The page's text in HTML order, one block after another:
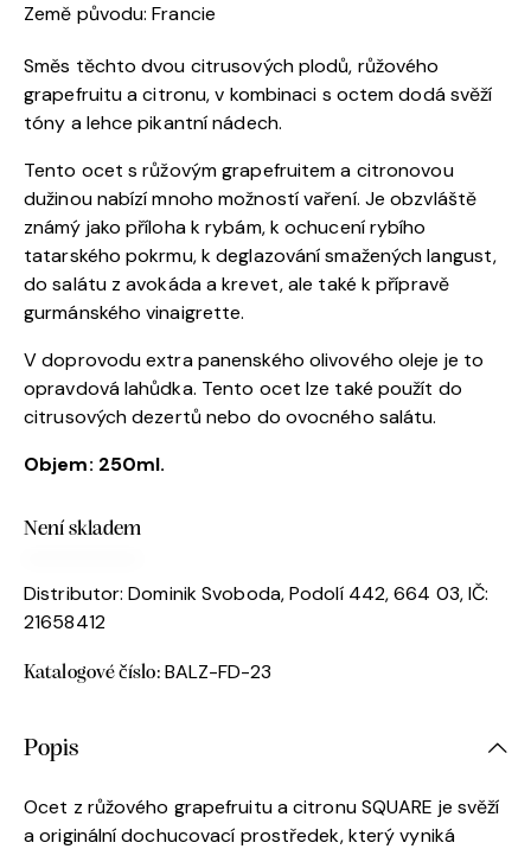
Země původu: Francie
Směs těchto dvou citrusových plodů, růžového
grapefruitu a citronu, v kombinaci s octem dodá svěží
tóny a lehce pikantní nádech.
Tento ocet s růžovým grapefruitem a citronovou
dužinou nabízí mnoho možností vaření. Je obzvláště
známý jako příloha k rybám, k ochucení rybího
tatarského pokrmu, k deglazování smažených langust,
do salátu z avokáda a krevet, ale také k přípravě
gurmánského vinaigrette.
V doprovodu extra panenského olivového oleje je to
opravdová lahůdka. Tento ocet lze také použít do
citrusových dezertů nebo do ovocného salátu.
Objem: 250ml.
Není skladem
Distributor: Dominik Svoboda, Podolí 442, 664 03, IČ:
21658412
Katalogové číslo: BALZ-FD-23
Popis
Ocet z růžového grapefruitu a citronu SQUARE je svěží
a originální dochucovací prostředek, který vyniká